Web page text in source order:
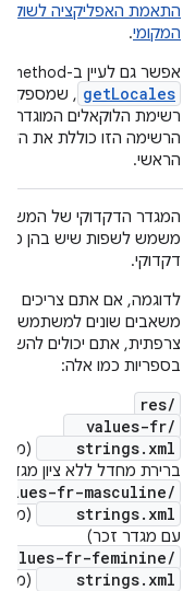
התאמת האפליקציה לשוק
המקומי.
אפשר גם לעיין ב-method‏
getLocales , שמספק
רשימת הלוקאלים המוגדרת.
הרשימה הזו כוללת את
הראשי.
המגדר הדקדוקי של
משמש לשפות שיש בהן
דקדוקי.
לדוגמה, אם אתם צריכים
משאבים שונים למשתמשים
צרפתית, אתם יכולים
בספריות כמו אלה:
res/
values-fr/
strings.xml
ברירת מחדל ללא ציון
fr-masculine/
strings.xml
עם מגדר זכר)
fr-feminine/
strings.xml